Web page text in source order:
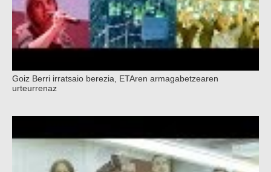
Goiz Berri irratsaio berezia, ETAren armagabetzearen
urteurrenaz